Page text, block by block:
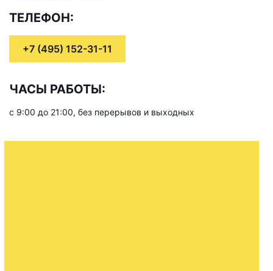
ТЕЛЕФОН:
+7 (495) 152-31-11
ЧАСЫ РАБОТЫ:
с 9:00 до 21:00, без перерывов и выходных